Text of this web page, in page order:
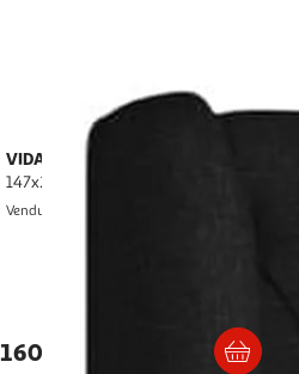
VIDAXL
147x23x118/128 cm tissu
Vendu par
160,99€